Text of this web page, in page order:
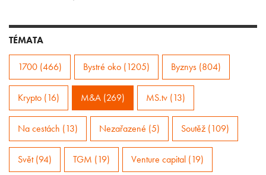
TÉMATA
1700 (466) Bystré oko (1205) Byznys (804)
Krypto (16) M&A (269) MS.tv (13)
Na cestách (13) Nezařazené (5) Soutěž (109)
Svět (94) TGM (19) Venture capital (19)